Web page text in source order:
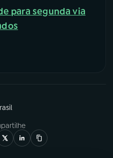
para segunda via